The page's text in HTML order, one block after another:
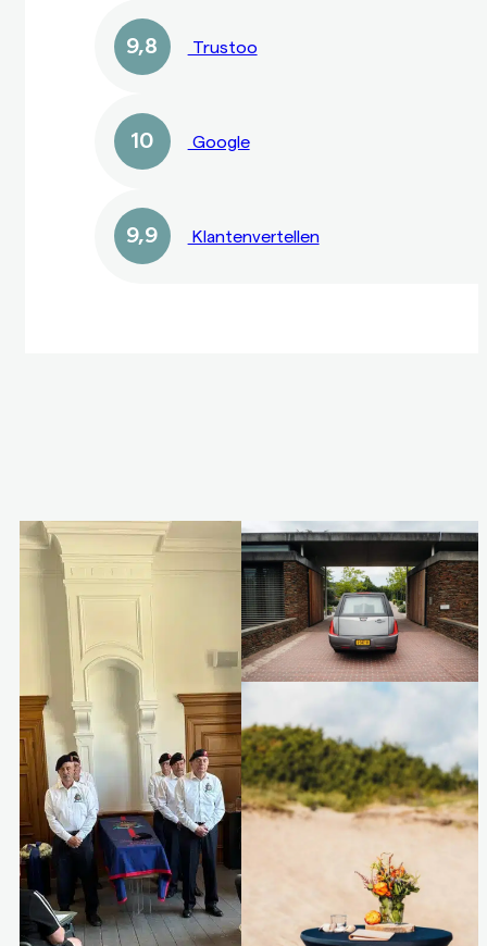
9,8 Trustoo
10 Google
9,9 Klantenvertellen